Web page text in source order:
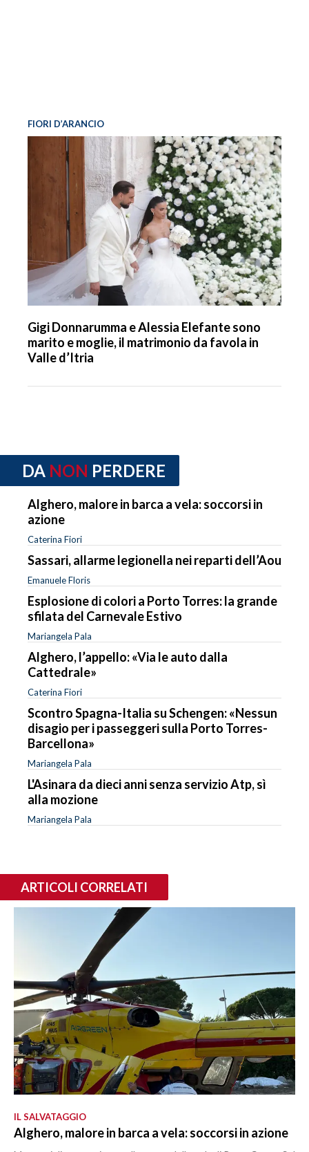
FIORI D’ARANCIO
Gigi Donnarumma e Alessia Elefante sono
marito e moglie, il matrimonio da favola in
Valle d’Itria
DA NON PERDERE
Alghero, malore in barca a vela: soccorsi in
azione
Caterina Fiori
Sassari, allarme legionella nei reparti dell’Aou
Emanuele Floris
Esplosione di colori a Porto Torres: la grande
sfilata del Carnevale Estivo
Mariangela Pala
Alghero, l’appello: «Via le auto dalla
Cattedrale»
Caterina Fiori
Scontro Spagna-Italia su Schengen: «Nessun
disagio per i passeggeri sulla Porto Torres-
Barcellona»
Mariangela Pala
L'Asinara da dieci anni senza servizio Atp, sì
alla mozione
Mariangela Pala
ARTICOLI CORRELATI
IL SALVATAGGIO
Alghero, malore in barca a vela: soccorsi in azione